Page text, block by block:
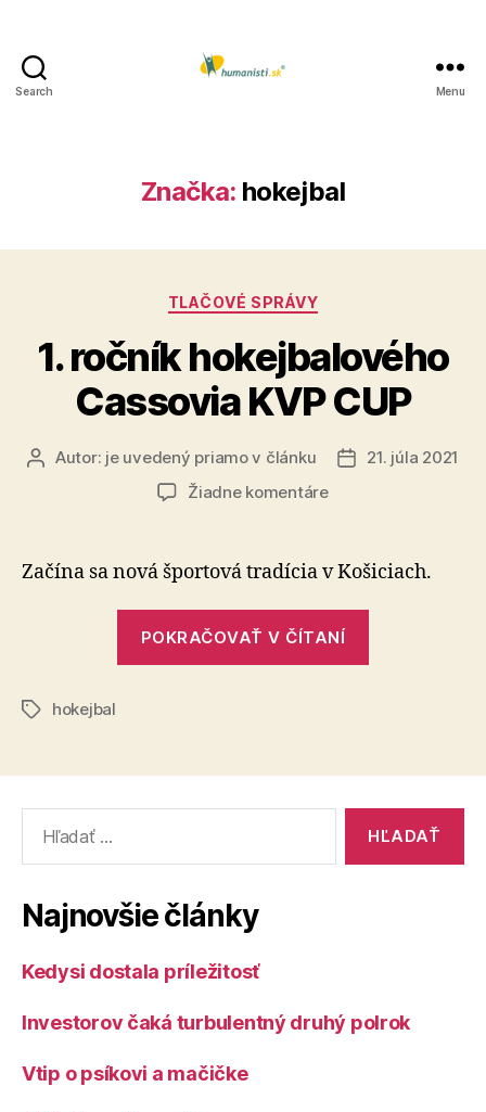
Search Menu
Značka: hokejbal
Kategórie
TLAČOVÉ SPRÁVY
1. ročník hokejbalového
Cassovia KVP CUP
AutorAutor: je uvedený priamo v článku
Dátum
21. júla 2021
Žiadne komentárena
hokejbalového
KVP
CUP
Začína sa nová športová tradícia v Košiciach.
POKRAČOVAŤ V ČÍTANÍ
CUP“
Značkyhokejbal
Najnovšie články
Kedysi dostala príležitosť
Investorov čaká turbulentný druhý polrok
Vtip o psíkovi a mačičke